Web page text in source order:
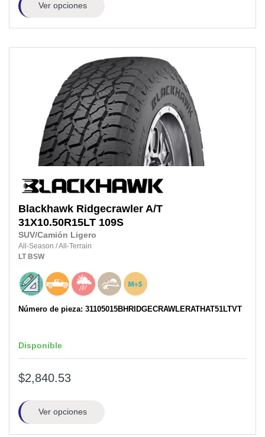
Ver opciones
Blackhawk Ridgecrawler A/T
31X10.50R15LT 109S
SUV/Camión Ligero
All-Season /All-Terrain
LT BSW
Número de pieza: 31105015BHRIDGECRAWLERATHAT51LTVT
Disponible
$2,840.53
Ver opciones